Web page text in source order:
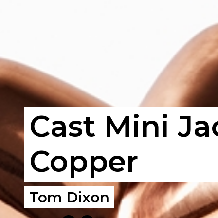
Cast Mini
Copper
Tom Dixon